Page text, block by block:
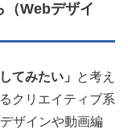
（Webデザイ
てみたい」
と考え
クリエイティブ系
ザインや動画編